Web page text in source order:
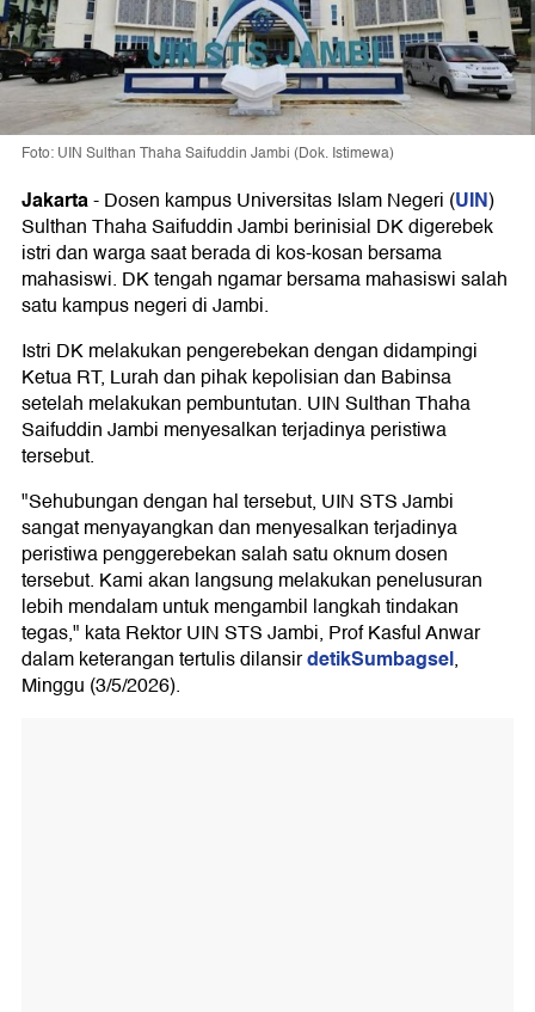
Foto: UIN Sulthan Thaha Saifuddin Jambi (Dok. Istimewa)
Jakarta-Dosen kampus Universitas Islam Negeri (UIN)
Sulthan Thaha Saifuddin Jambi berinisial DK digerebek
istri dan warga saat berada di kos-kosan bersama
mahasiswi. DK tengah ngamar bersama mahasiswi salah
satu kampus negeri di Jambi.
Istri DK melakukan pengerebekan dengan didampingi
Ketua RT, Lurah dan pihak kepolisian dan Babinsa
setelah melakukan pembuntutan. UIN Sulthan Thaha
Saifuddin Jambi menyesalkan terjadinya peristiwa
tersebut.
"Sehubungan dengan hal tersebut, UIN STS Jambi
sangat menyayangkan dan menyesalkan terjadinya
peristiwa penggerebekan salah satu oknum dosen
tersebut. Kami akan langsung melakukan penelusuran
lebih mendalam untuk mengambil langkah tindakan
tegas," kata Rektor UIN STS Jambi, Prof Kasful Anwar
dalam keterangan tertulis dilansirdetikSumbagsel,
Minggu (3/5/2026).